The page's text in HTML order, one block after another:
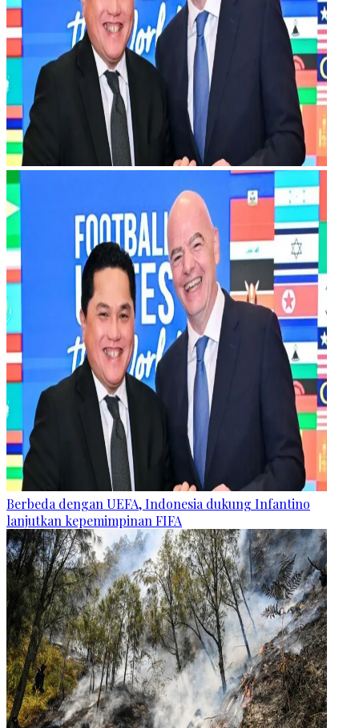
Berbeda dengan UEFA, Indonesia dukung Infantino
lanjutkan kepemimpinan FIFA